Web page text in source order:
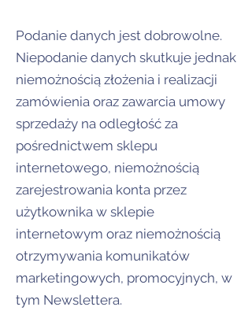
Podanie danych jest dobrowolne.
Niepodanie danych skutkuje jednak
niemożnością złożenia i realizacji
zamówienia oraz zawarcia umowy
sprzedaży na odległość za
pośrednictwem sklepu
internetowego, niemożnością
zarejestrowania konta przez
użytkownika w sklepie
internetowym oraz niemożnością
otrzymywania komunikatów
marketingowych, promocyjnych, w
tym Newslettera.